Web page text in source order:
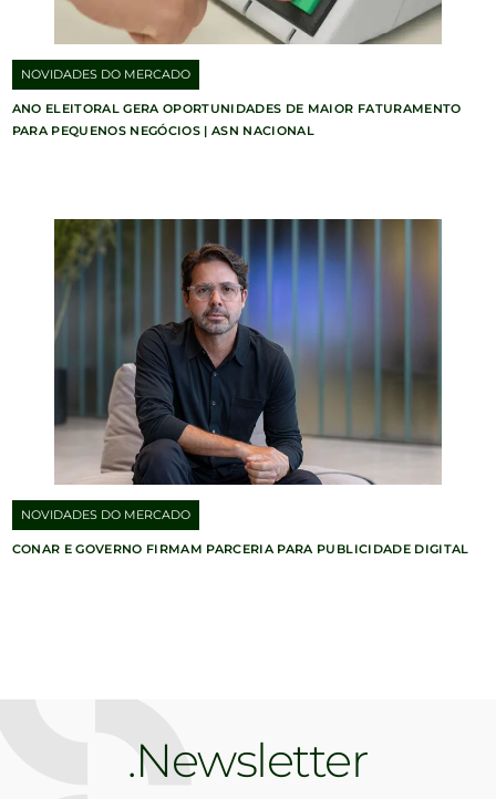
NOVIDADES DO MERCADO
ANO ELEITORAL GERA OPORTUNIDADES DE MAIOR FATURAMENTO
PARA PEQUENOS NEGÓCIOS | ASN NACIONAL
NOVIDADES DO MERCADO
CONAR E GOVERNO FIRMAM PARCERIA PARA PUBLICIDADE DIGITAL
Newsletter